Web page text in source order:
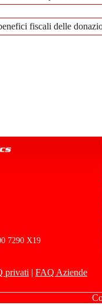
fiscali delle
7290 X19
privati | FAQ Aziende